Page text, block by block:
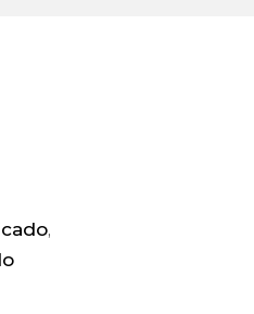
,